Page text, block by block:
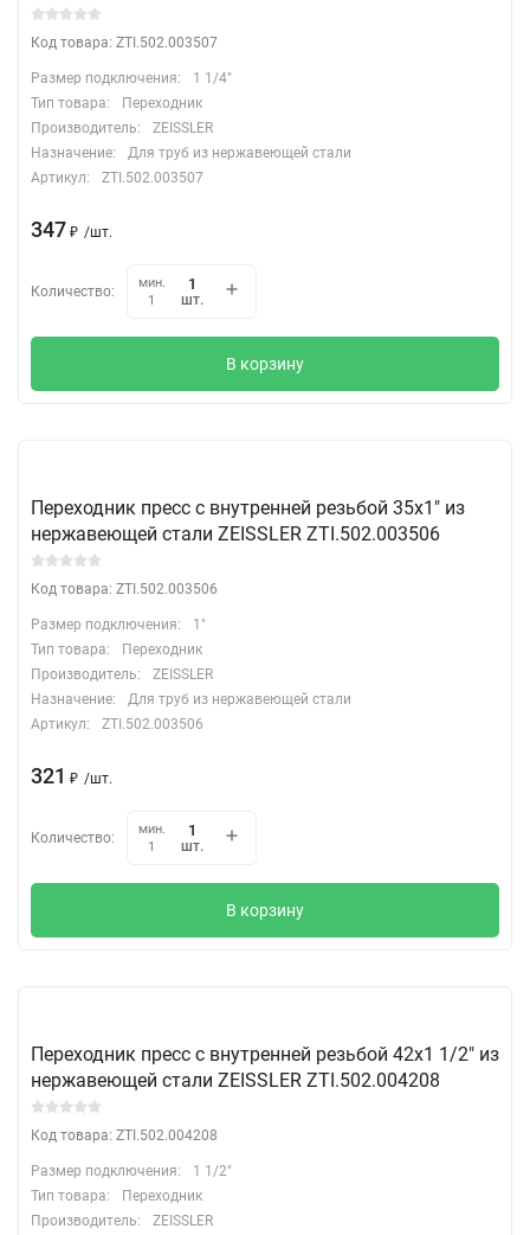
Код товара: ZTI.502.003507
Размер подключения:
1 1/4"
Тип товара:
Переходник
Производитель:
ZEISSLER
Назначение:
Для труб из нержавеющей стали
Артикул:
ZTI.502.003507
347 ₽ /шт.
Количество:
мин.
1
шт.
В корзину
Переходник пресс с внутренней резьбой 35х1" из
нержавеющей стали ZEISSLER ZTI.502.003506
Код товара: ZTI.502.003506
Размер подключения:
1"
Тип товара:
Переходник
Производитель:
ZEISSLER
Назначение:
Для труб из нержавеющей стали
Артикул:
ZTI.502.003506
321 ₽ /шт.
Количество:
мин.
1
шт.
В корзину
Переходник пресс с внутренней резьбой 42х1 1/2" из
нержавеющей стали ZEISSLER ZTI.502.004208
Код товара: ZTI.502.004208
Размер подключения:
1 1/2"
Тип товара:
Переходник
Производитель:
ZEISSLER